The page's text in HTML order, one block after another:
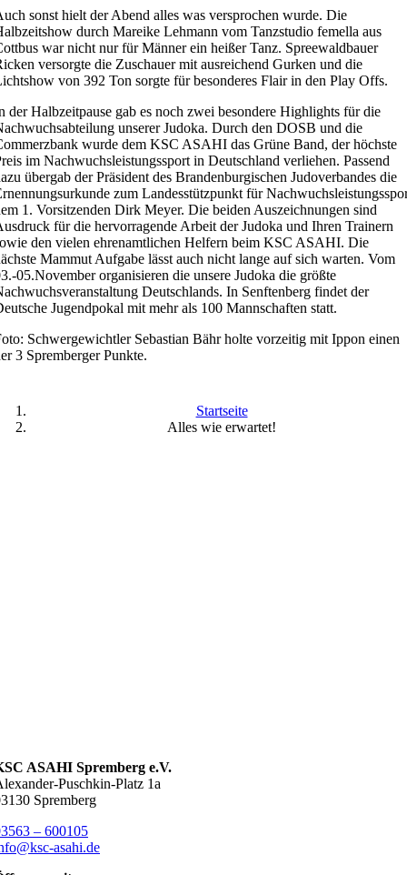
sonst hielt der Abend alles was versprochen wurde. Die
durch Mareike Lehmann vom Tanzstudio femella aus
war nicht nur für Männer ein heißer Tanz. Spreewaldbauer
versorgte die Zuschauer mit ausreichend Gurken und die
von 392 Ton sorgte für besonderes Flair in den Play Offs.
der Halbzeitpause gab es noch zwei besondere Highlights für die
unserer Judoka. Durch den DOSB und die
wurde dem KSC ASAHI das Grüne Band, der höchste
im Nachwuchsleistungssport in Deutschland verliehen. Passend
übergab der Präsident des Brandenburgischen Judoverbandes die
zum Landesstützpunkt für
1. Vorsitzenden Dirk Meyer. Die beiden Auszeichnungen sind
für die hervorragende Arbeit der Judoka und Ihren Trainern
den vielen ehrenamtlichen Helfern beim KSC ASAHI. Die
Mammut Aufgabe lässt auch nicht lange auf sich warten. Vom
05.November organisieren die unsere Judoka die größte
Deutschlands. In Senftenberg findet der
Jugendpokal mit mehr als 100 Mannschaften statt.
Schwergewichtler Sebastian Bähr holte vorzeitig mit Ippon einen
3 Spremberger Punkte.
Startseite
Alles wie erwartet!
ASAHI Spremberg e.V.
Puschkin-Platz 1a
Spremberg
– 600105
asahi.de